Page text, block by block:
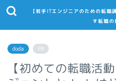
【若手ITエンジニアのための転職
す転職の
doda PR
【初めての転職活